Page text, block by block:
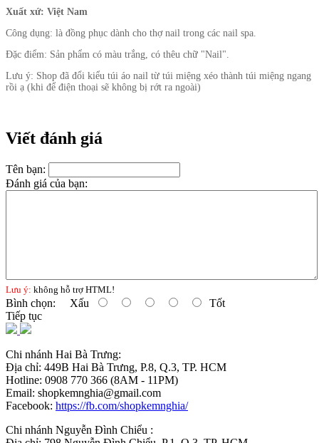
Xuất xứ: Việt Nam
Công dụng: là đồng phục dành cho thợ nail trong các nail spa.
Đặc điểm: Sản phẩm có màu trắng, có thêu chữ "Nail".
Lưu ý: Shop đã đổi kiểu túi áo nail từ túi miệng xéo thành túi miệng ngang
rồi ạ (khi để điện thoại sẽ không bị rớt ra ngoài)
Viết đánh giá
Tên bạn:
Đánh giá của bạn:
Lưu ý: không hỗ trợ HTML!
Bình chọn: Xấu
Tốt
Tiếp tục
Chi nhánh Hai Bà Trưng:
Địa chỉ: 449B Hai Bà Trưng, P.8, Q.3, TP. HCM
Hotline: 0908 770 366 (8AM - 11PM)
Email: shopkemnghia@gmail.com
Facebook: https://fb.com/shopkemnghia/
Chi nhánh Nguyễn Đình Chiểu :